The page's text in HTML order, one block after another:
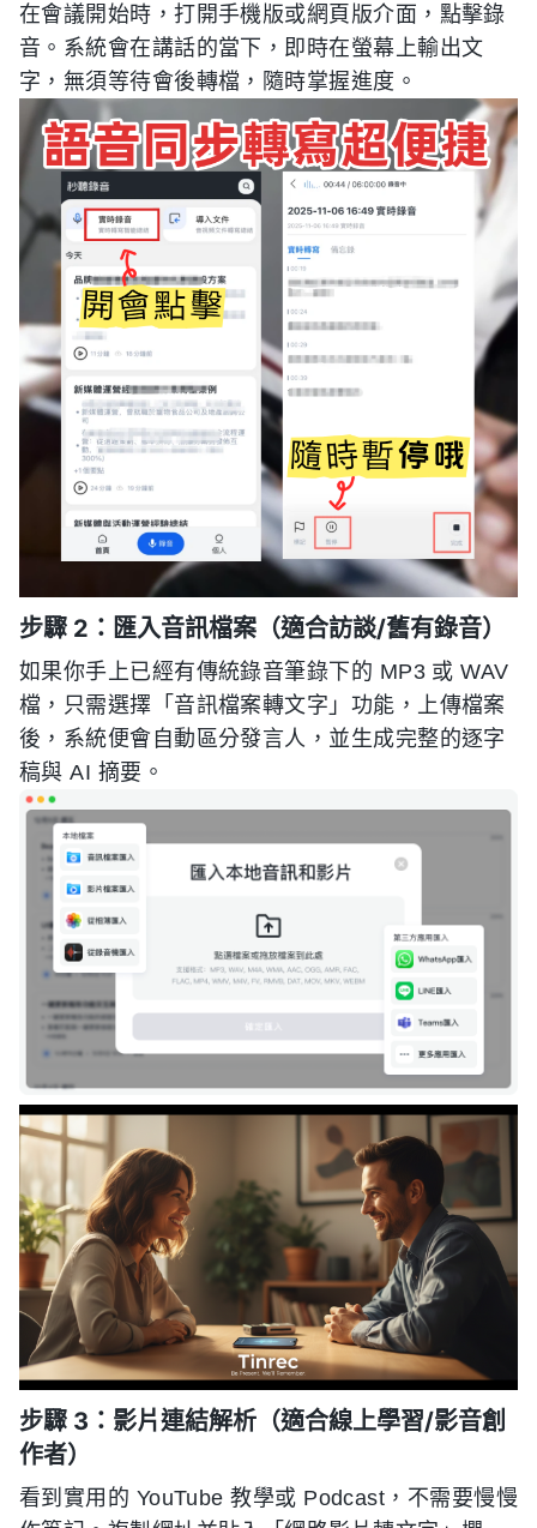
在會議開始時，打開手機版或網頁版介面，點擊錄
音。系統會在講話的當下，即時在螢幕上輸出文
字，無須等待會後轉檔，隨時掌握進度。
步驟 2：匯入音訊檔案（適合訪談/舊有錄音）
如果你手上已經有傳統錄音筆錄下的 MP3 或 WAV
檔，只需選擇「音訊檔案轉文字」功能，上傳檔案
後，系統便會自動區分發言人，並生成完整的逐字
稿與 AI 摘要。
步驟 3：影片連結解析（適合線上學習/影音創
作者）
看到實用的 YouTube 教學或 Podcast，不需要慢慢